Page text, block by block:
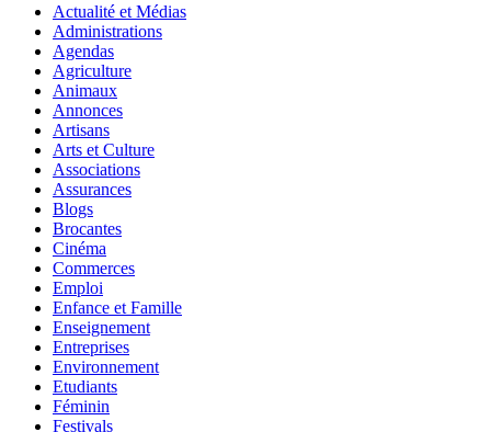
Actualité et Médias
Administrations
Agendas
Agriculture
Animaux
Annonces
Artisans
Arts et Culture
Associations
Assurances
Blogs
Brocantes
Cinéma
Commerces
Emploi
Enfance et Famille
Enseignement
Entreprises
Environnement
Etudiants
Féminin
Festivals